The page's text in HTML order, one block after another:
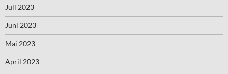
Juli 2023
Juni 2023
Mai 2023
April 2023